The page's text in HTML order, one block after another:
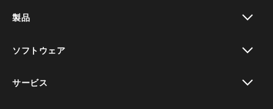
製品
ソフトウェア
サービス